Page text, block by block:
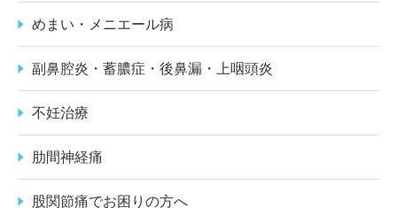
めまい・メニエール病
副鼻腔炎・蓄膿症・後鼻漏・上咽頭炎
不妊治療
肋間神経痛
股関節痛でお困りの方へ